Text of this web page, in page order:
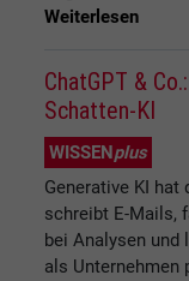
Weiterlesen
ChatGPT &
Schatten-KI
WISSENplus
Generative KI
schreibt E-Mails,
bei Analysen
als Unternehmen